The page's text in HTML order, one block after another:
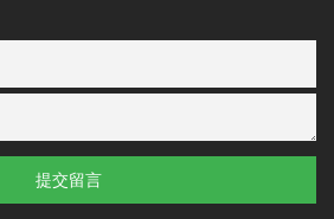
提交留言